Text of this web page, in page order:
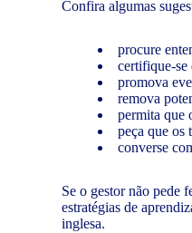
Confira algumas
procure
certifique-se
promova
remova
permita que
peça que os
converse
Se o gestor não pede
estratégias de
inglesa.